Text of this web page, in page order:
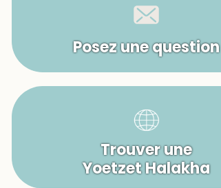
Posez une question
Trouver une
Yoetzet Halakha